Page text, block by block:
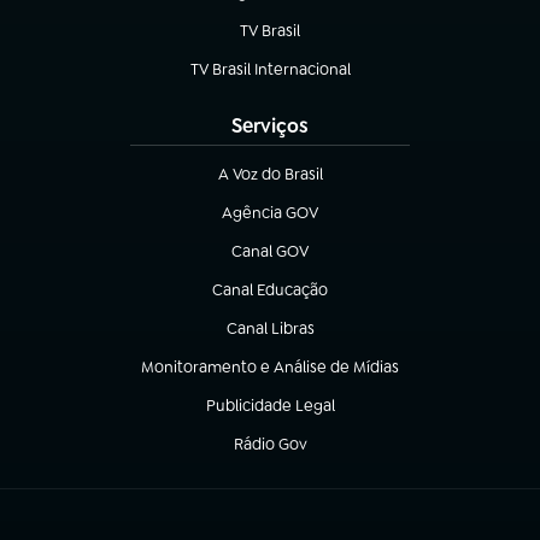
TV Brasil
(abre em nova aba)
TV Brasil Internacional
(abre em nova aba)
Serviços
A Voz do Brasil
(abre em nova aba)
Agência GOV
(abre em nova aba)
Canal GOV
(abre em nova aba)
Canal Educação
(abre em nova aba)
Canal Libras
(abre em nova aba)
Monitoramento e Análise de Mídias
(abre em nova aba)
Publicidade Legal
(abre em nova aba)
Rádio Gov
(abre em nova aba)